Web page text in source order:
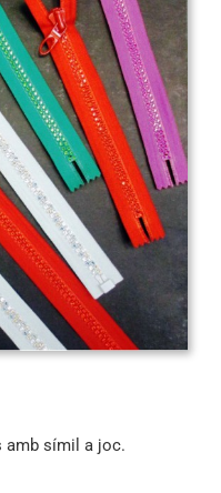
amb símil a joc.